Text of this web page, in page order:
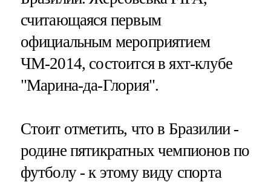
считающаяся первым
официальным мероприятием
ЧМ-2014, состоится в яхт-клубе
"Марина-да-Глория".
Стоит отметить, что в Бразилии -
родине пятикратных чемпионов по
футболу - к этому виду спорта